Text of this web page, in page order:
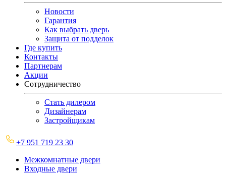
Новости
Гарантия
Как выбрать дверь
Защита от подделок
Где купить
Контакты
Партнерам
Акции
Сотрудничество
Стать дилером
Дизайнерам
Застройщикам
+7 951 719 23 30
Межкомнатные двери
Входные двери